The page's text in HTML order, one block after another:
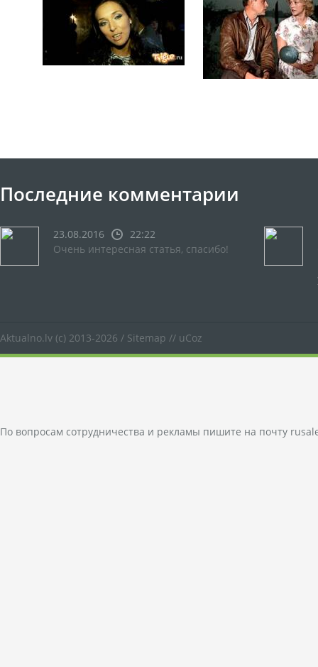
Последние комментарии
23.08.2016
22:22
Очень интересная статья, спасибо!
Aktualno.lv (c) 2013-2026 / Sitemap // uCoz
По вопросам сотрудничества и рекламы пишите на почту